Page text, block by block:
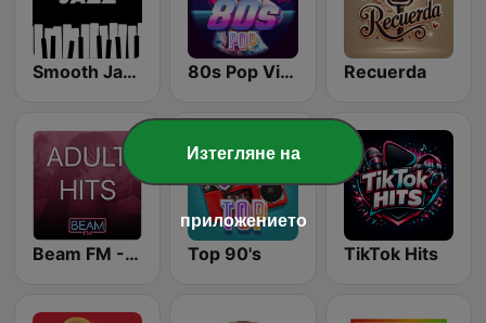
Smooth Jazz - Groov 80s Pop Vibes Recuerda
Beam FM - Adult Hits Top 90's TikTok Hits
Изтегляне на
приложението